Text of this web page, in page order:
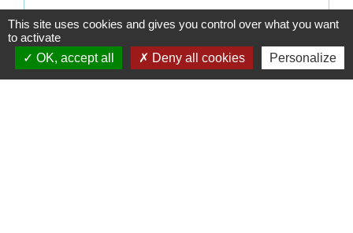
This site uses cookies and gives you control over what you want
to activate
OK, accept all
Deny all cookies Personalize